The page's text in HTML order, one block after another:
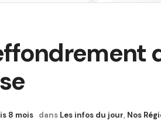
8 mois dans Les infos du jour, Nos